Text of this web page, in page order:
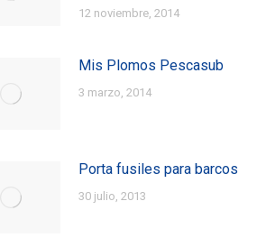
12 noviembre, 2014
Mis Plomos Pescasub
3 marzo, 2014
Porta fusiles para barcos
30 julio, 2013